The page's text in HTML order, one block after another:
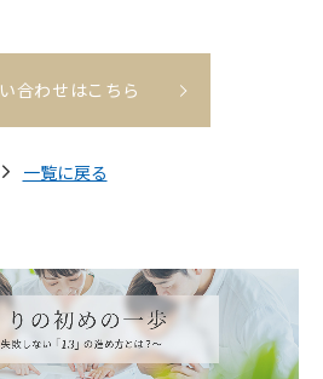
合わせはこちら
一覧に戻る